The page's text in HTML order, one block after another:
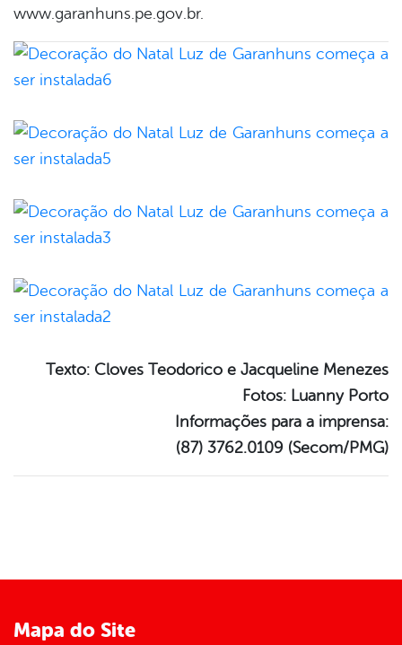
www.garanhuns.pe.gov.br.
Texto: Cloves Teodorico e Jacqueline Menezes
Fotos: Luanny Porto
Informações para a imprensa:
(87) 3762.0109 (Secom/PMG)
Mapa do Site